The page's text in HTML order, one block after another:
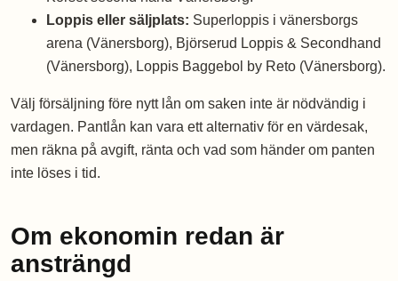
Loppis eller säljplats: Superloppis i vänersborgs
arena (Vänersborg), Björserud Loppis & Secondhand
(Vänersborg), Loppis Baggebol by Reto (Vänersborg).
Välj försäljning före nytt lån om saken inte är nödvändig i
vardagen. Pantlån kan vara ett alternativ för en värdesak,
men räkna på avgift, ränta och vad som händer om panten
inte löses i tid.
Om ekonomin redan är
ansträngd